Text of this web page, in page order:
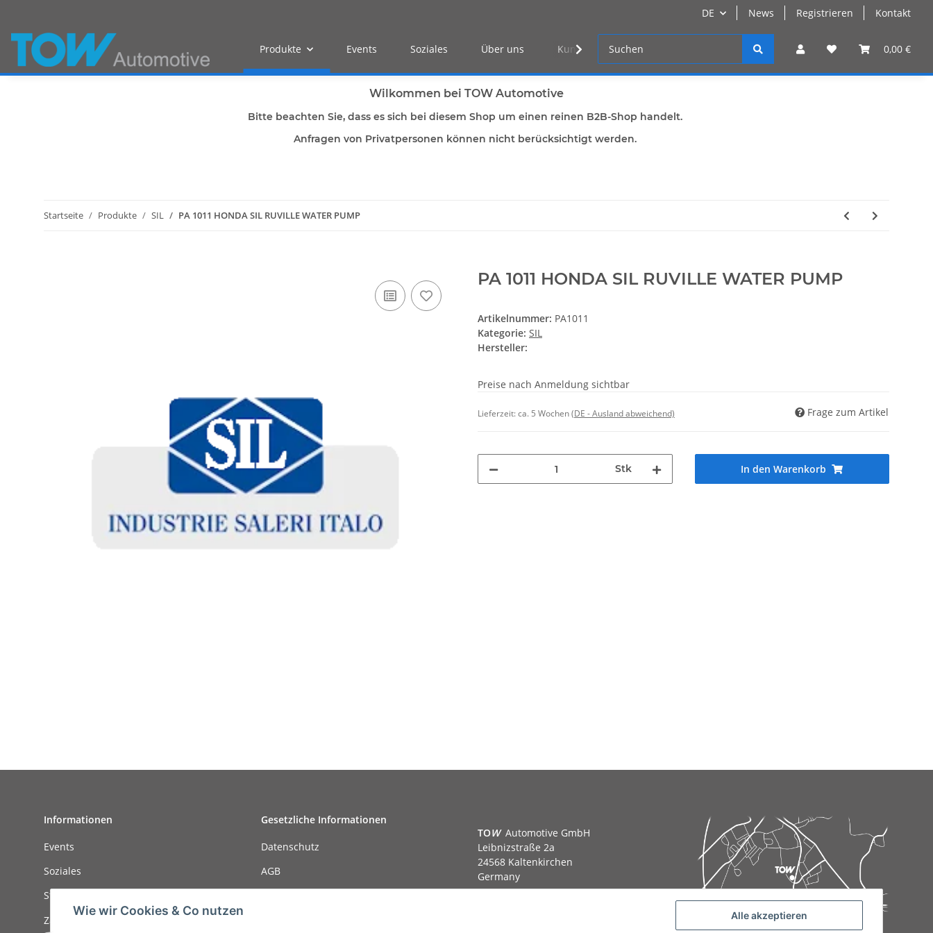
DE News Registrieren Kontakt
0,00 €
Produkte Events Soziales Über uns Kunden Log-in
Wilkommen bei TOW Automotive
Bitte beachten Sie, dass es sich bei diesem Shop um einen reinen B2B-Shop handelt.
Anfragen von Privatpersonen können nicht berücksichtigt werden.
Startseite Produkte SIL PA 1011 HONDA SIL RUVILLE WATER PUMP
PA 1011 HONDA SIL RUVILLE WATER PUMP
Artikelnummer: PA1011
Kategorie: SIL
Hersteller:
Preise nach Anmeldung sichtbar
Lieferzeit:ca. 5 Wochen(DE - Ausland abweichend) Frage zum Artikel
Stk In den Warenkorb
Informationen
Events
Soziales
Stellenanzeigen
Zahlungsmöglichkeiten
Gesetzliche Informationen
Datenschutz
AGB
TOW Automotive GmbH
Leibnizstraße 2a
24568 Kaltenkirchen
Germany
Wie wir Cookies & Co nutzen Alle akzeptieren